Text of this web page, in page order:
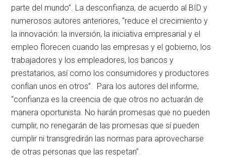
parte del mundo”. La desconfianza, de acuerdo al BID y
numerosos autores anteriores, “reduce el crecimiento y
la innovación: la inversión, la iniciativa empresarial y el
empleo florecen cuando las empresas y el gobierno, los
trabajadores y los empleadores, los bancos y
prestatarios, así como los consumidores y productores
confían unos en otros”. Para los autores del informe,
“confianza es la creencia de que otros no actuarán de
manera oportunista. No harán promesas que no pueden
cumplir, no renegarán de las promesas que sí pueden
cumplir ni transgredirán las normas para aprovecharse
de otras personas que las respetan”.